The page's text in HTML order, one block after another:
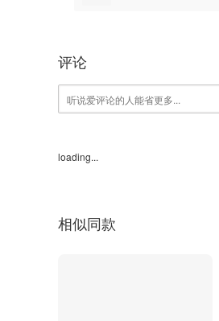
评论
loading...
相似同款